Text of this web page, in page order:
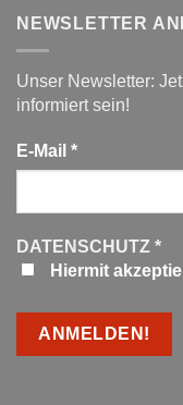
NEWSLETTER
Unser Newsletter:
informiert sein!
E-Mail *
DATENSCHUTZ *
Hiermit